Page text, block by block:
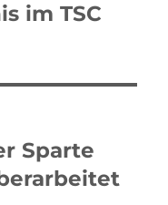
im TSC
Sparte